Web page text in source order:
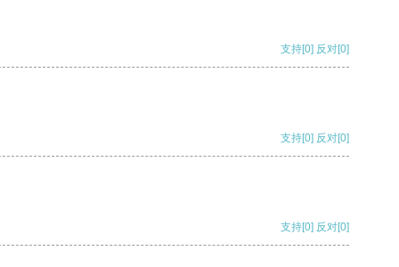
支持[0] 反对[0]
支持[0] 反对[0]
支持[0] 反对[0]